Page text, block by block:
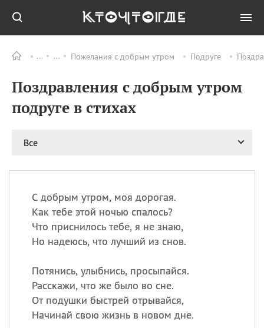
Пожелания с добрым утром Подруге
Поздравления с добрым утром
подруге в стихах
Все
С добрым утром, моя дорогая.
Как тебе этой ночью спалось?
Что приснилось тебе, я не знаю,
Но надеюсь, что лучший из снов.
Потянись, улыбнись, просыпайся.
Расскажи, что же было во сне.
От подушки быстрей отрывайся,
Начинай свою жизнь в новом дне.
ПРАЗДНИКИ Все
09.08 День памяти
великомученика и
Николая Чудотворца
11.08 День полета на
11.08 День Святой Клары —
покровительницы
телевидения
Сегодня празднуют именины
Герман , Иван,